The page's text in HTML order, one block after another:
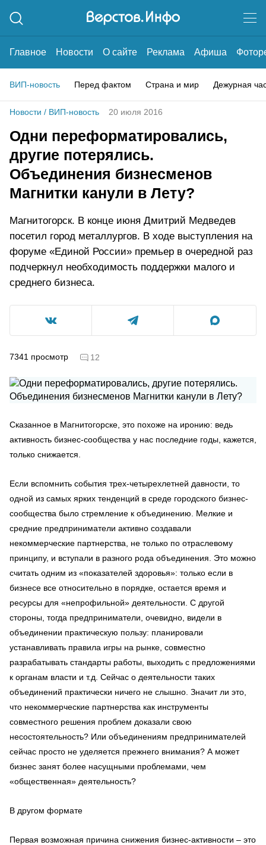
Главное Новости О сайте Реклама Афиша
ВИП-новость Перед фактом Страна и мир Дежурная
Новости / ВИП-новость 20 июля 2016
Одни переформатировались,
другие потерялись.
Объединения бизнесменов
Магнитки канули в Лету?
Магнитогорск. В конце июня Дмитрий Медведев
посетил город металлургов. В ходе выступления на
форуме «Единой России» премьер в очередной раз
подчеркнул необходимость поддержки малого и
среднего бизнеса.
7341 просмотр 12
Сказанное в Магнитогорске, это похоже на иронию: ведь
активность бизнес-сообщества у нас последние годы, кажется,
только снижается.
Если вспомнить события трех-четырехлетней давности, то
одной из самых ярких тенденций в среде городского бизнес-
сообщества было стремление к объединению. Мелкие и
средние предприниматели активно создавали
некоммерческие партнерства, не только по отраслевому
принципу, и вступали в разного рода объединения. Это можно
считать одним из «показателей здоровья»: только если в
бизнесе все относительно в порядке, остается время и
ресурсы для «непрофильной» деятельности. С другой
стороны, тогда предприниматели, очевидно, видели в
объединении практическую пользу: планировали
устанавливать правила игры на рынке, совместно
разрабатывать стандарты работы, выходить с предложениями
к органам власти и т.д. Сейчас о деятельности таких
объединений практически ничего не слышно. Значит ли это,
что некоммерческие партнерства как инструменты
совместного решения проблем доказали свою
несостоятельность? Или объединениям предпринимателей
сейчас просто не уделяется прежнего внимания? А может
бизнес занят более насущными проблемами, чем
«общественная» деятельность?
В другом формате
Первая возможная причина снижения бизнес-активности – это